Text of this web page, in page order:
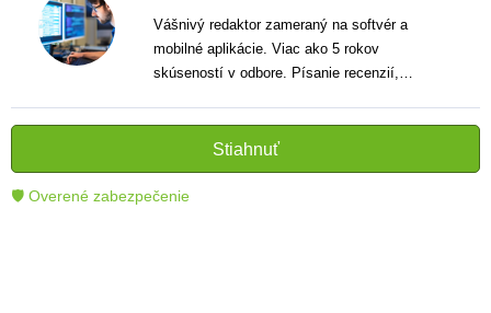
Vášnivý redaktor zameraný na softvér a
mobilné aplikácie. Viac ako 5 rokov
skúseností v odbore. Písanie recenzií,
informatívnych textov, ktoré pomáhajú
čitateľom lepšie porozumieť a využiť moderné
technológie.
Stiahnuť
🛡 Overené zabezpečenie